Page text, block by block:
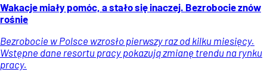
Wakacje miały pomóc, a stało się inaczej. Bezrobocie znów
rośnie
Bezrobocie w Polsce wzrosło pierwszy raz od kilku miesięcy.
Wstępne dane resortu pracy pokazują zmianę trendu na rynku
pracy.